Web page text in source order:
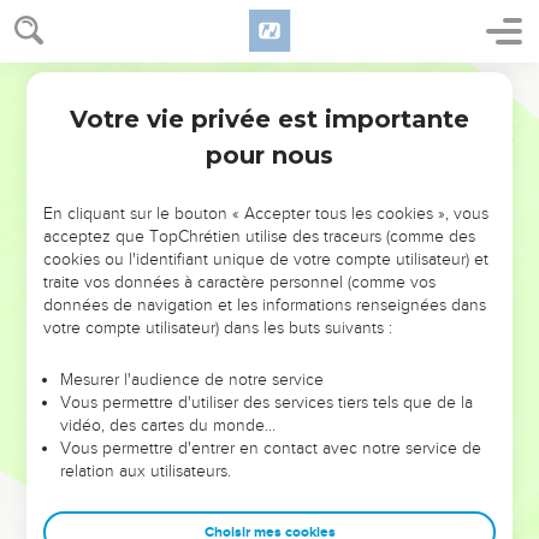
NE MANQUEZ PAS L’ÉVÉNEMENT
DE L’ANNÉE !
ET SI LEURS ERREURS POUVAIENT VOUS ÉVITER LES
VOTRES ?
leur foi ou leur vision. Mais on voit moins les doutes, les erreurs
et les saisons difficiles qu'ils ont traversés, alors même que ce
sont elles qui les ont façonnés.
Dans cette conférence, leaders, entrepreneurs, et responsables
clés pour avancer avec plus de sagesse afin que leurs erreurs
Votre vie privée est importante
pour nous
En cliquant sur le bouton « Accepter tous les cookies », vous
acceptez que TopChrétien utilise des traceurs (comme des
cookies ou l'identifiant unique de votre compte utilisateur) et
traite vos données à caractère personnel (comme vos
données de navigation et les informations renseignées dans
votre compte utilisateur) dans les buts suivants :
Mesurer l'audience de notre service
Vous permettre d'utiliser des services tiers tels que de la
vidéo, des cartes du monde…
Vous permettre d'entrer en contact avec notre service de
relation aux utilisateurs.
Choisir mes cookies